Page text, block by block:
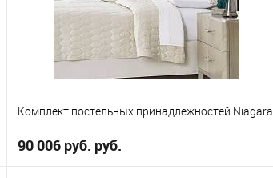
King Queen
Комплект постельных принадлежностей Niagara
90 006 руб. руб.